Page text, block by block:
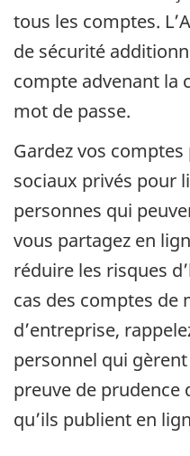
tous les comptes.
de sécurité
compte advenant la
mot de passe.
Gardez vos
sociaux privés pour
personnes qui
vous partagez en
réduire les risques
cas des comptes de
d’entreprise,
personnel qui
preuve de prudence
qu’ils publient en